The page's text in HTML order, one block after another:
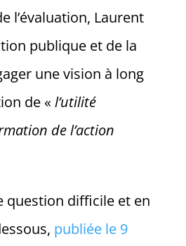
l’évaluation, Laurent
publique et de la
une vision à long
de « l’utilité
de l’action
question difficile et en
publiée le 9